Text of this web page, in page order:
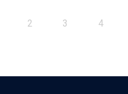
2 3 4